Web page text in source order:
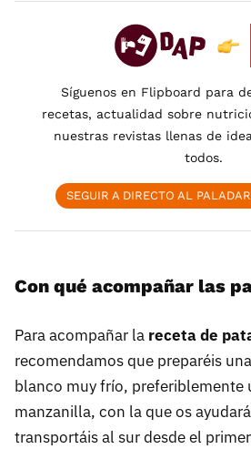
Síguenos en Flipboard para
recetas, actualidad sobre
nuestras revistas llenas de
todos.
SEGUIR A DIRECTO AL
Con qué acompañar las
Para acompañar la receta de
recomendamos que preparéis
blanco muy frío, preferiblemente
manzanilla, con la que os
transportáis al sur desde el